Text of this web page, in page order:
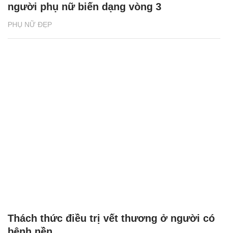
PHỤ NỮ ĐẸP
người phụ nữ biến dạng vòng 3
Thách thức điều trị vết thương ở người có